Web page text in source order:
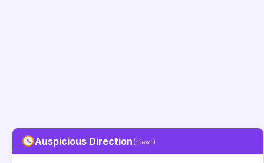
Auspicious Direction(திசை)